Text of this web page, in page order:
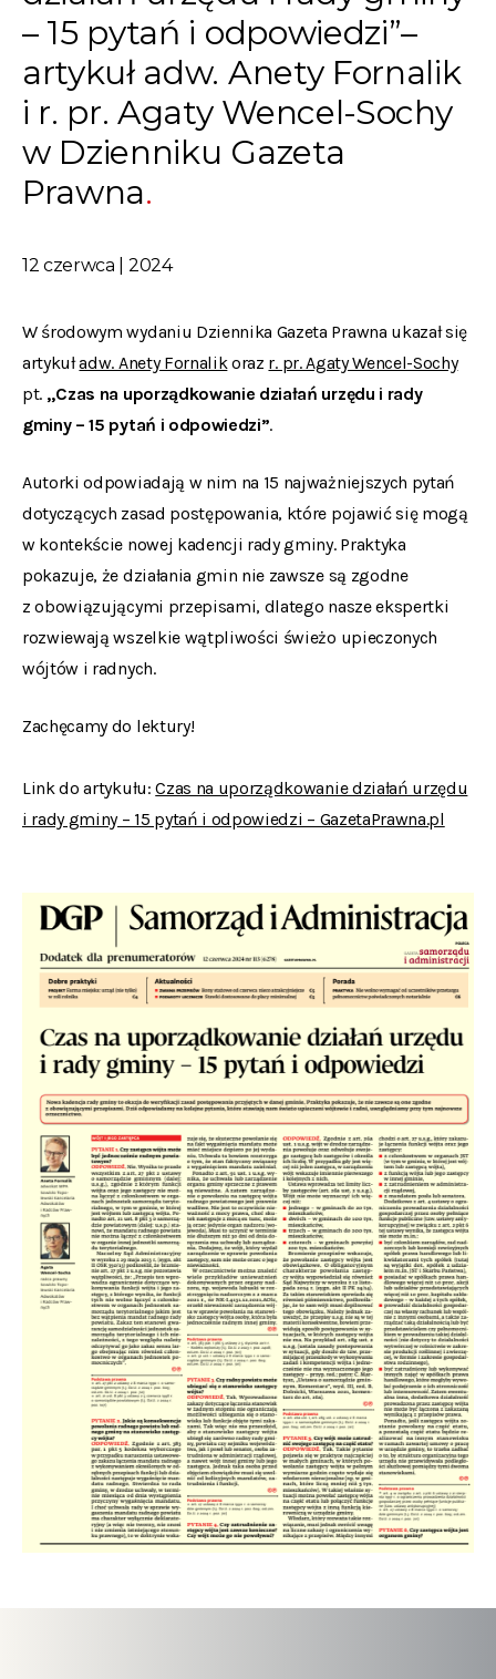
– 15 pytań i odpowiedzi”–
artykuł adw. Anety Fornalik
i r. pr. Agaty Wencel-Sochy
w Dzienniku Gazeta
Prawna
12 czerwca | 2024
W środowym wydaniu Dziennika Gazeta Prawna ukazał się
artykuładw. Anety Fornalikoraz r. pr. Agaty Wencel-Sochy
pt. „Czas na uporządkowanie działań urzędu i rady
gminy – 15 pytań i odpowiedzi”.
Autorki odpowiadają w nim na 15 najważniejszych pytań
dotyczących zasad postępowania, które pojawić się mogą
w kontekście nowej kadencji rady gminy. Praktyka
pokazuje, że działania gmin nie zawsze są zgodne
z obowiązującymi przepisami, dlatego nasze ekspertki
rozwiewają wszelkie wątpliwości świeżo upieczonych
wójtów i radnych.
Zachęcamy do lektury!
Link do artykułu:Czas na uporządkowanie działań urzędu
i rady gminy – 15 pytań i odpowiedzi – GazetaPrawna.pl